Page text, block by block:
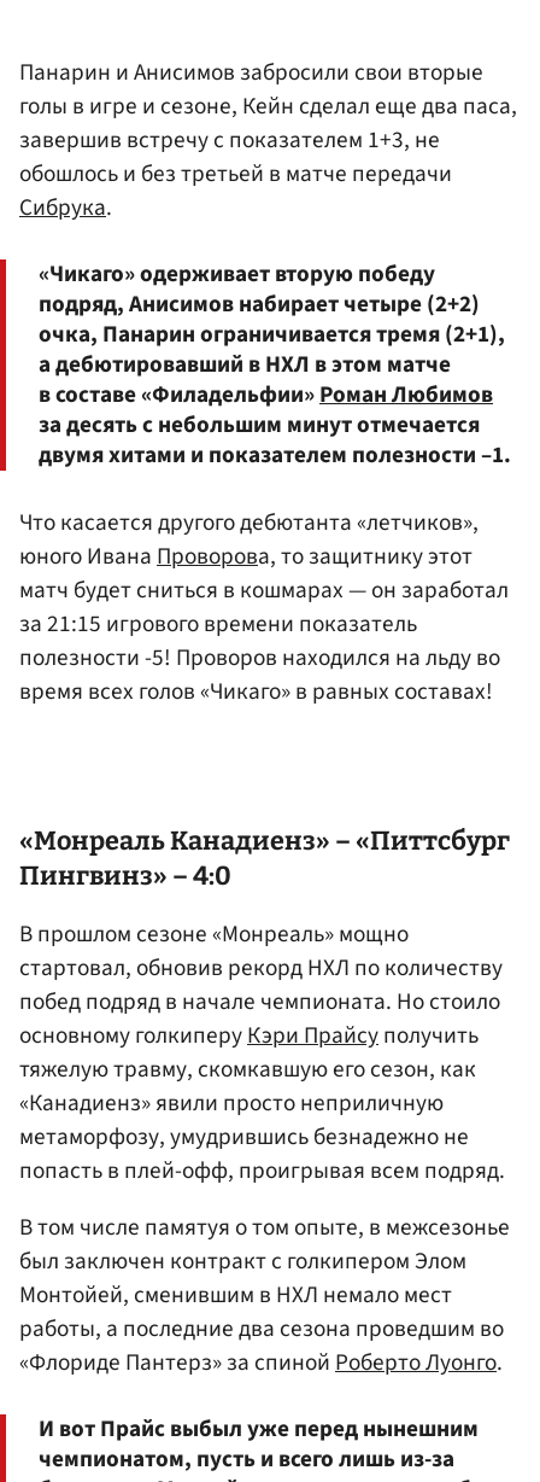
Панарин и Анисимов забросили свои вторые
голы в игре и сезоне, Кейн сделал еще два паса,
завершив встречу с показателем 1+3, не
обошлось и без третьей в матче передачи
Сибрука.
«Чикаго» одерживает вторую победу
подряд, Анисимов набирает четыре (2+2)
очка, Панарин ограничивается тремя (2+1),
а дебютировавший в НХЛ в этом матче
в составе «Филадельфии»Роман Любимов
за десять с небольшим минут отмечается
двумя хитами и показателем полезности –1.
Что касается другого дебютанта «летчиков»,
юного ИванаПроворова, то защитнику этот
матч будет сниться в кошмарах — он заработал
за 21:15 игрового времени показатель
полезности -5! Проворов находился на льду во
время всех голов «Чикаго» в равных составах!
«Монреаль Канадиенз» – «Питтсбург
Пингвинз» – 4:0
В прошлом сезоне «Монреаль» мощно
стартовал, обновив рекорд НХЛ по количеству
побед подряд в начале чемпионата. Но стоило
основному голкиперуКэри Прайсуполучить
тяжелую травму, скомкавшую его сезон, как
«Канадиенз» явили просто неприличную
метаморфозу, умудрившись безнадежно не
попасть в плей-офф, проигрывая всем подряд.
В том числе памятуя о том опыте, в межсезонье
был заключен контракт с голкипером Элом
Монтойей, сменившим в НХЛ немало мест
работы, а последние два сезона проведшим во
«Флориде Пантерз» за спинойРоберто Луонго.
И вот Прайс выбыл уже перед нынешним
чемпионатом, пусть и всего лишь из-за